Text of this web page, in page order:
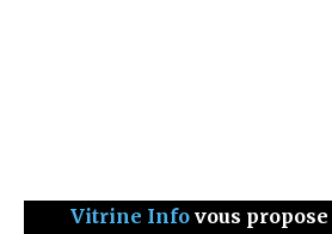
Vitrine Infovous propose